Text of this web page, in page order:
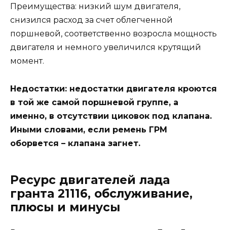
Преимущества: низкий шум двигателя,
снизился расход за счет облегченной
поршневой, соответственно возросла мощность
двигателя и немного увеличился крутящий
момент.
Недостатки: недостатки двигателя кроются
в той же самой поршневой группе, а
именно, в отсутствии циковок под клапана.
Иными словами, если ремень ГРМ
оборвется – клапана загнет.
Ресурс двигателей лада
гранта 21116, обслуживание,
плюсы и минусы